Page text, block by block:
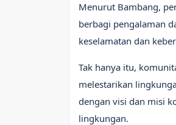
Menurut Bambang,
berbagi pengalaman
keselamatan dan
Tak hanya itu,
melestarikan
dengan visi dan misi
lingkungan.